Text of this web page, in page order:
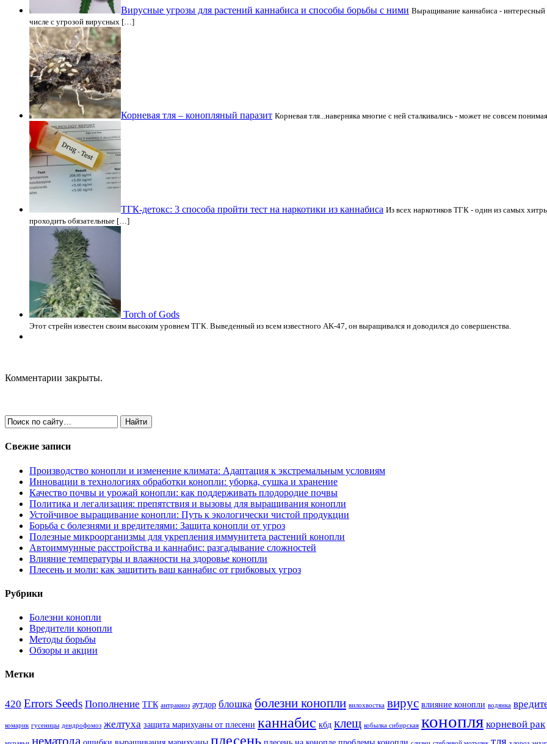
Вирусные угрозы для растений каннабиса и способы борьбы с ними Выращивание каннабиса -
числе с угрозой вирусных […]
Корневая тля – конопляный паразит Корневая тля...наверняка многие с ней сталкивались - может не совсем
ТГК-детокс: 3 способа пройти тест на наркотики из каннабиса Из всех наркотиков ТГК - один из самых
проходить обязательные […]
Torch of Gods
Этот стрейн известен своим высоким уровнем ТГК. Выведенный из всем известного AK-47, он выращивался и доводился до совершенства.
Комментарии закрыты.
Свежие записи
Производство конопли и изменение климата: Адаптация к экстремальным условиям
Инновации в технологиях обработки конопли: уборка, сушка и хранение
Качество почвы и урожай конопли: как поддерживать плодородие почвы
Политика и легализация: препятствия и вызовы для выращивания конопли
Устойчивое выращивание конопли: Путь к экологически чистой продукции
Борьба с болезнями и вредителями: Защита конопли от угроз
Полезные микроорганизмы для укрепления иммунитета растений конопли
Автоиммунные расстройства и каннабис: разгадывание сложностей
Влияние температуры и влажности на здоровье конопли
Плесень и моли: как защитить ваш каннабис от грибковых угроз
Рубрики
Болезни конопли
Вредители конопли
Методы борьбы
Обзоры и акции
Метки
420 Errors Seeds Пополнение ТГК антракноз аутдор блошка болезни конопли вилохвостка вирус влияние конопли водянка
комарик гусеницы дендрофомоз желтуха защита марихуаны от плесени каннабис кбд клещ кобылка сибирская конопля корневой рак
нематода ошибки выращивания марихуаны плесень плесень на конопле проблемы конопли тля